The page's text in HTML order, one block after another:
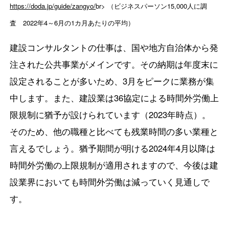
https://doda.jp/guide/zangyo/br> （ビジネスパーソン15,000人に調
査 2022年4～6月の1カ月あたりの平均）
建設コンサルタントの仕事は、国や地方自治体から発
注された公共事業がメインです。その納期は年度末に
設定されることが多いため、3月をピークに業務が集
中します。また、建設業は36協定による時間外労働上
限規制に猶予が設けられています（2023年時点）。
そのため、他の職種と比べても残業時間の多い業種と
言えるでしょう。猶予期間が明ける2024年4月以降は
時間外労働の上限規制が適用されますので、今後は建
設業界においても時間外労働は減っていく見通しで
す。